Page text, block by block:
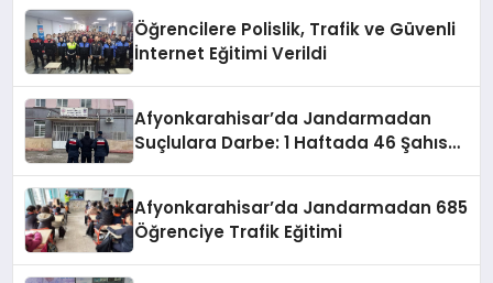
Öğrencilere Polislik, Trafik ve Güvenli
İnternet Eğitimi Verildi
Afyonkarahisar’da Jandarmadan
Suçlulara Darbe: 1 Haftada 46 Şahıs
Afyonkarahisar’da Jandarmadan 685
Öğrenciye Trafik Eğitimi